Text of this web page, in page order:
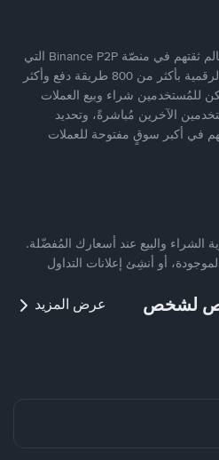
يضع ملايين المُستخدمين حول العالم ثقتهم في منصّة Binance P2P التي
توفّر منصّة آمنة لتداول العملات الرقمية بأكثر من 800 طريقة دفع وأكثر
يُمكن للمُستخدمين شراء وبيع العملات
الآخرين مُباشرةً، وتحديد
في أكبر سوقٍ مفتوحة للعملات
الشراء والبيع عند أسعارك المُفضّلة.
أو أنشِئ إعلانات التداول
لشخص عرض المزيد